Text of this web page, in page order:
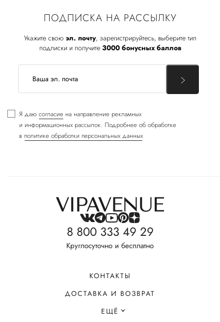
ПОДПИСКА НА РАССЫЛКУ
Укажите свою эл. почту, зарегистрируйтесь, выберите тип
подписки и получите 3000 бонусных баллов
Я даю согласие на направление рекламных
и информационных рассылок. Подробнее об обработке
в политике обработки персональных данных
8 800 333 49 29
Круглосуточно и бесплатно
КОНТАКТЫ
ДОСТАВКА И ВОЗВРАТ
ЕЩЁ